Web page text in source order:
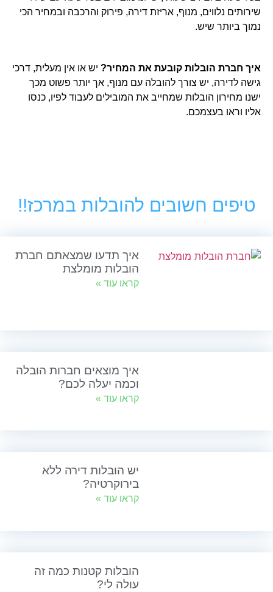
שירותים נלווים, מנוף, אריזת דירה, פירוק והרכבה ובמחיר הכי
נמוך ביותר שיש.
איך חברת הובלות קובעת את המחיר? יש או אין מעלית, דרכי
גישה לדירה, יש צורך להובלה עם מנוף, אך יותר פשוט מכך
ישנו מחירון הובלות שמחייב את המובילים לעבוד לפיו, כנסו
אליו וראו בעצמכם.
טיפים חשובים להובלות במרכז!!
איך תדעו שמצאתם חברת
הובלות מומלצת
קראו עוד »
איך מוצאים חברות הובלה
וכמה יעלה לכם?
קראו עוד »
יש הובלות דירה ללא
בירוקרטיה?
קראו עוד »
הובלות קטנות כמה זה
עולה לי?